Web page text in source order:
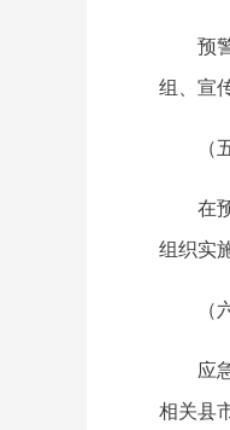
预
组、宣
在
组织实
应
相关县